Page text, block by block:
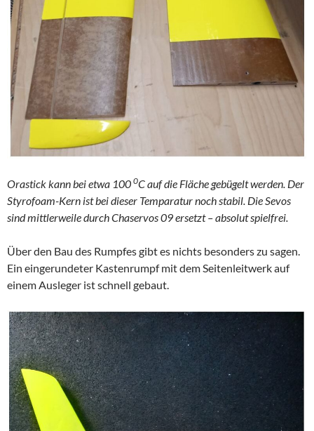
Orastick kann bei etwa 100 0C auf die Fläche gebügelt werden. Der
Styrofoam-Kern ist bei dieser Temparatur noch stabil. Die Sevos
sind mittlerweile durch Chaservos 09 ersetzt – absolut spielfrei.
Über den Bau des Rumpfes gibt es nichts besonders zu sagen.
Ein eingerundeter Kastenrumpf mit dem Seitenleitwerk auf
einem Ausleger ist schnell gebaut.